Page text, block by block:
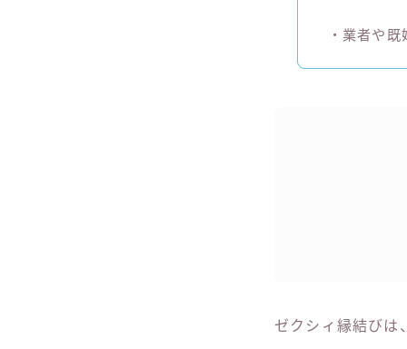
・業者や
ゼクシィ縁結びは